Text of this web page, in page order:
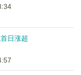
日涨超